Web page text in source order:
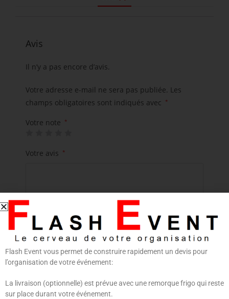
Avis
Il n’y a pas encore d’avis.
Votre adresse e-mail ne sera pas publiée. Les
champs obligatoires sont indiqués avec
*
Votre note *
Votre avis *
Nom * E-mail *
Flash Event vous permet de construire rapidement un devis pour
l’organisation de votre événement:
La livraison (optionnelle) est prévue avec une remorque frigo qui reste
sur place durant votre événement.